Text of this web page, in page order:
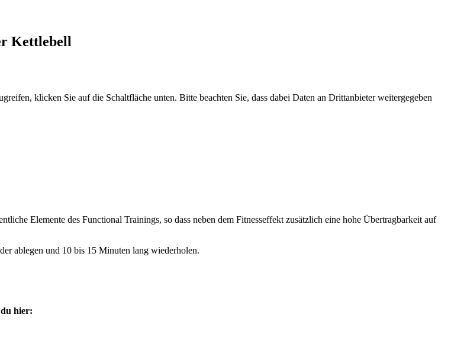
Kettlebell
klicken Sie auf die Schaltfläche unten. Bitte beachten Sie, dass dabei Daten an Drittanbieter weitergegeben
Elemente des Functional Trainings, so dass neben dem Fitnesseffekt zusätzlich eine hohe Übertragbarkeit auf
ablegen und 10 bis 15 Minuten lang wiederholen.
hier: